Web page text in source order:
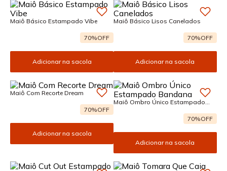
Maiô Básico Estampado Vibe
70%OFF
Adicionar na sacola
Maiô Básico Lisos Canelados
70%OFF
Adicionar na sacola
Maiô Com Recorte Dream
70%OFF
Adicionar na sacola
Maiô Ombro Único Estampado
70%OFF
Adicionar na sacola